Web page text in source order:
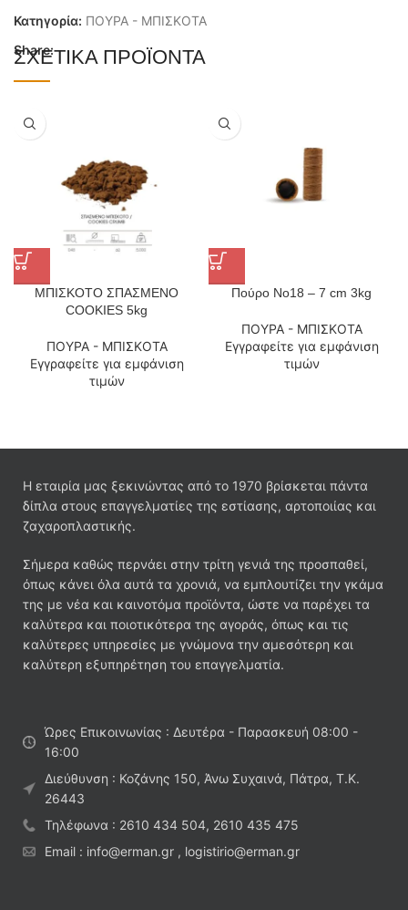
Κατηγορία: ΠΟΥΡΑ - ΜΠΙΣΚΟΤΑ
Share:
ΣΧΕΤΙΚΆ ΠΡΟΪΌΝΤΑ
ΜΠΙΣΚΟΤΟ ΣΠΑΣΜΕΝΟ
COOKIES 5kg
ΠΟΥΡΑ - ΜΠΙΣΚΟΤΑ
Εγγραφείτε για εμφάνιση
τιμών
Πούρο No18 – 7 cm 3kg
ΠΟΥΡΑ - ΜΠΙΣΚΟΤΑ
Εγγραφείτε για εμφάνιση
τιμών
Η εταιρία μας ξεκινώντας από το 1970 βρίσκεται πάντα
δίπλα στους επαγγελματίες της εστίασης, αρτοποιίας και
ζαχαροπλαστικής.
Σήμερα καθώς περνάει στην τρίτη γενιά της προσπαθεί,
όπως κάνει όλα αυτά τα χρονιά, να εμπλουτίζει την γκάμα
της με νέα και καινοτόμα προϊόντα, ώστε να παρέχει τα
καλύτερα και ποιοτικότερα της αγοράς, όπως και τις
καλύτερες υπηρεσίες με γνώμονα την αμεσότερη και
καλύτερη εξυπηρέτηση του επαγγελματία.
Ώρες Επικοινωνίας : Δευτέρα - Παρασκευή 08:00 -
16:00
Διεύθυνση : Κοζάνης 150, Άνω Συχαινά, Πάτρα, Τ.Κ.
26443
Τηλέφωνα : 2610 434 504, 2610 435 475
Email : info@erman.gr , logistirio@erman.gr